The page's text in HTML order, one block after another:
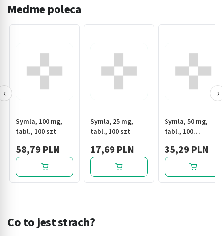
Medme poleca
Symla, 100 mg,
tabl., 100 szt
58,79 PLN
Symla, 25 mg,
tabl., 100 szt
17,69 PLN
Symla, 50 mg,
tabl., 100
35,29 PLN
‹ ›
Co to jest strach?